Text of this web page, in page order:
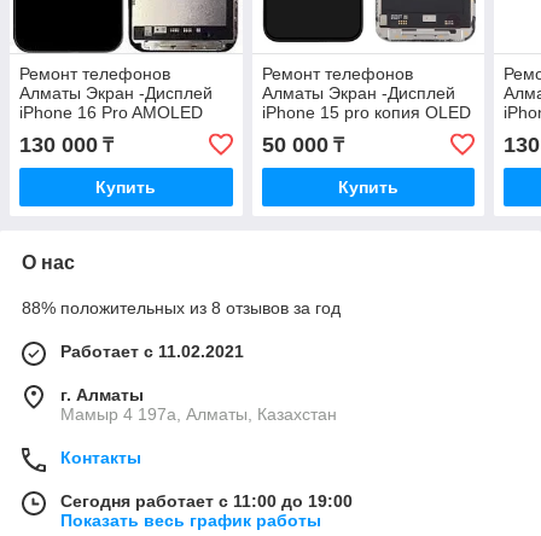
Ремонт телефонов
Алматы Экран -Дисплей
iPhone 16 Pro AMOLED
130 000 ₸
Купить
Ремонт телефонов
Алматы Экран -Дисплей
iPhone 15 pro копия OLED
50 000₸
Купить
О нас
88% положительных из 8 отзывов за год
Работает с 11.02.2021
г. Алматы
Мамыр 4 197а, Алматы, Казахстан
Контакты
Сегодня работает с 11:00 до 19:00
Показать весь график работы